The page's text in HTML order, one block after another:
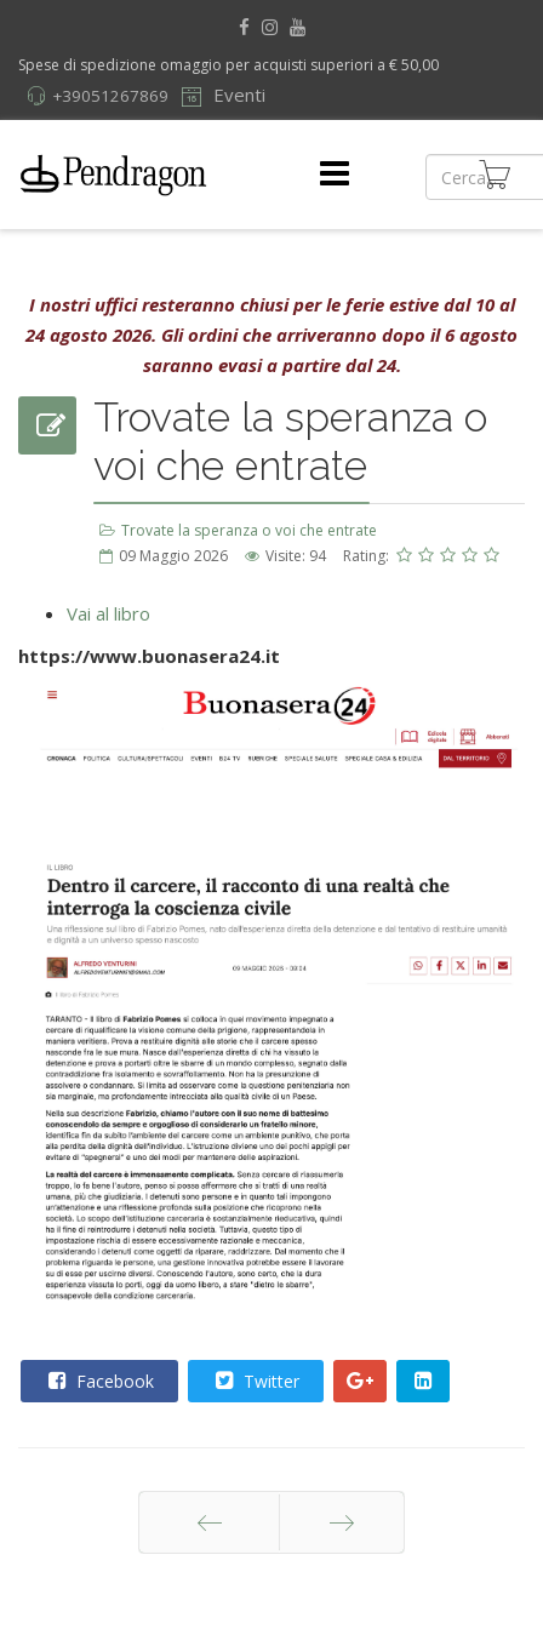
Spese di spedizione omaggio per acquisti superiori a € 50,00
Eventi
+39051267869
I nostri uffici resteranno chiusi per le ferie estive dal 10 al
24 agosto 2026. Gli ordini che arriveranno dopo il 6 agosto
saranno evasi a partire dal 24.
Trovate la speranza o
voi che entrate
Trovate la speranza o voi che entrate
09 Maggio 2026
Visite: 94 Rating:
Vai al libro
https://www.buonasera24.it
Facebook Twitter